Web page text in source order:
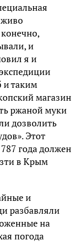
и
я и
и таким
магазин
ржаной муки
дозволить
Этот
года должен
в Крым
и
разбавляли
на
погода